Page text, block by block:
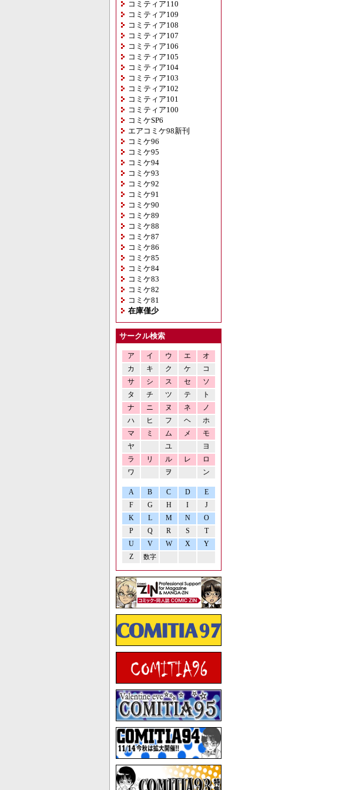
コミティア110
コミティア109
コミティア108
コミティア107
コミティア106
コミティア105
コミティア104
コミティア103
コミティア102
コミティア101
コミティア100
コミケSP6
エアコミケ98新刊
コミケ96
コミケ95
コミケ94
コミケ93
コミケ92
コミケ91
コミケ90
コミケ89
コミケ88
コミケ87
コミケ86
コミケ85
コミケ84
コミケ83
コミケ82
コミケ81
在庫僅少
サークル検索
ア イ ウ エ
オ
カ
キ ク ケ
コ
サ
シ ス セ
ソ
タ
チ ツ テ
ト
ナ
ニ ヌ ネ
ノ
ハ
ヒ フ ヘ
ホ
マ
ミ ム メ
モ
ヤ
ユ
ヨ
ラ
リ ル レ
ロ
ワ
ヲ ン
A B C D
E
F
G H I
J
K
L M N
O
P
Q R S
T
U
V W X
Y
Z
数字